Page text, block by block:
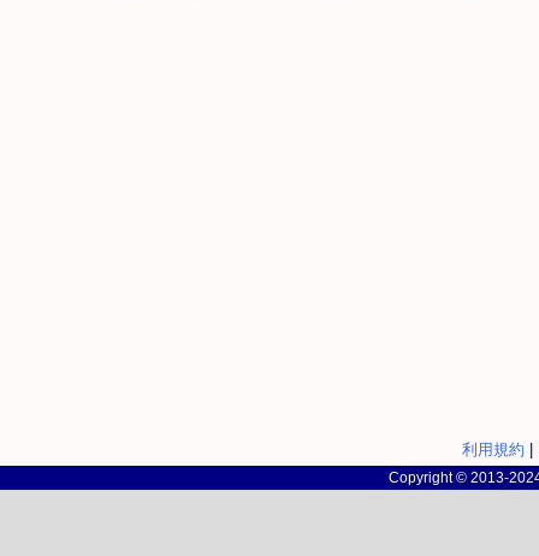
利用規約
Copyright © 2013-